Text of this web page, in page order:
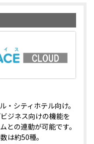
シティホテル向け。
ジネス向けの機能を
との連動が可能です。
は約50種。